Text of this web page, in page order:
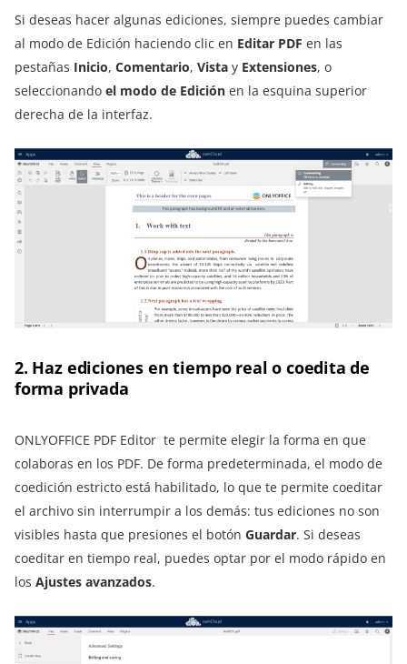
Si deseas hacer algunas ediciones, siempre puedes cambiar
al modo de Edición haciendo clic en Editar PDF en las
pestañas Inicio, Comentario, Vista y Extensiones, o
seleccionando el modo de Edición en la esquina superior
derecha de la interfaz.
2. Haz ediciones en tiempo real o coedita de
forma privada
ONLYOFFICE PDF Editor te permite elegir la forma en que
colaboras en los PDF. De forma predeterminada, el modo de
coedición estricto está habilitado, lo que te permite coeditar
el archivo sin interrumpir a los demás: tus ediciones no son
visibles hasta que presiones el botón Guardar. Si deseas
coeditar en tiempo real, puedes optar por el modo rápido en
los Ajustes avanzados.